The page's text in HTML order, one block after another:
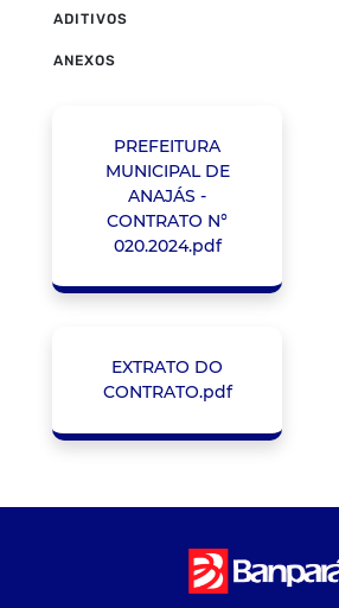
ADITIVOS
ANEXOS
PREFEITURA
MUNICIPAL DE
ANAJÁS -
CONTRATO N°
020.2024.pdf
EXTRATO DO
CONTRATO.pdf